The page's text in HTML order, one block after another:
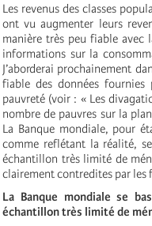
Les revenus des classes
ont vu augmenter leurs
manière très peu fiable avec
informations sur la
J’aborderai prochainement
fiable des données
pauvreté (voir : « Les
nombre de pauvres sur la
La Banque mondiale, pour
comme reflétant la réalité,
échantillon très limité de
clairement contredites par les
La Banque mondiale se
échantillon très limité de